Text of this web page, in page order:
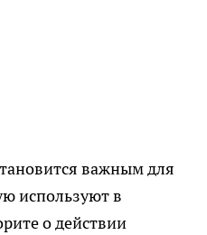
важным для
используют в
о действии